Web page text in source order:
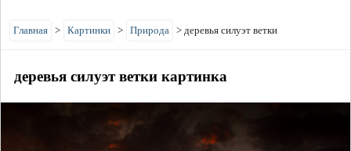
Главная > Картинки > Природа > деревья силуэт ветки
деревья силуэт ветки картинка